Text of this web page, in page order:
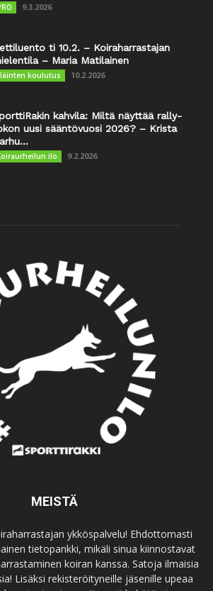
9.3.2026
ti 10.2. – Koiraharrastajan
– Maria Matilainen
koulutus 10.2.2026
kahvila: Miltä näyttää rally-
uusi sääntövuosi 2026? – Krista
ilo 9.2.2026
MEISTÄ
ykköspalvelu! Ehdottomasti
tietopankki, mikäli sinua kiinnostavat
koiran kanssa. Satoja ilmaisia
Lisäksi rekisteröityneille jäsenille upeaa